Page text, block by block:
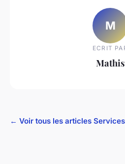
M
ECRIT
Mathis
← Voir tous les articles Services